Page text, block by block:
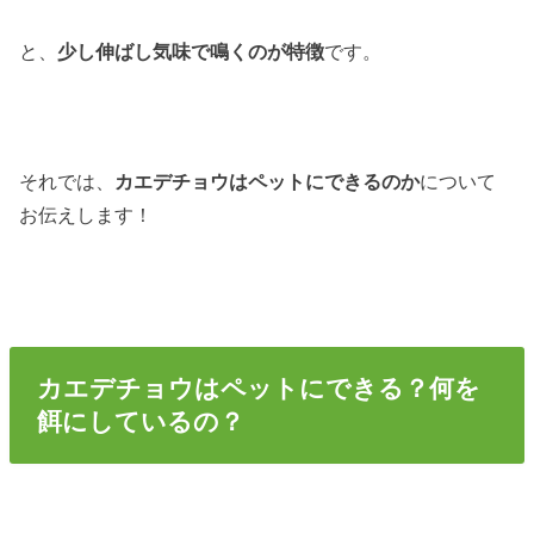
と、 少し伸ばし気味で鳴くのが特徴です。
それでは、 カエデチョウはペットにできるのかについて
お伝えします！
カエデチョウはペットにできる？何を
餌にしているの？